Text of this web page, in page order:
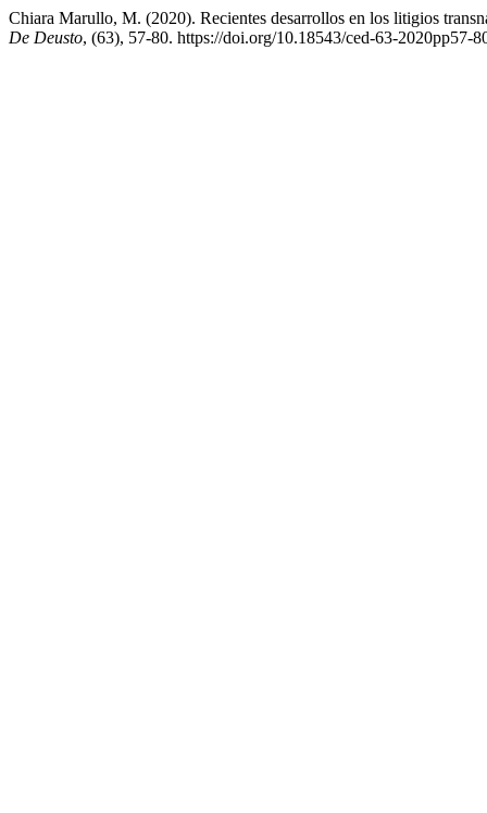
Chiara Marullo, M. (2020). Recientes desarrollos en los litigios
De Deusto, (63), 57-80. https://doi.org/10.18543/ced-63-2020pp57-